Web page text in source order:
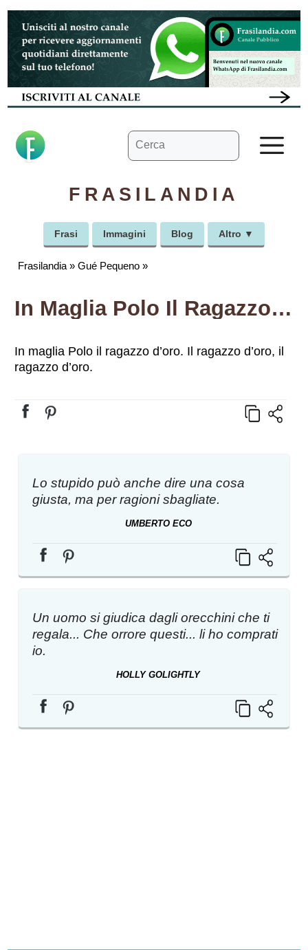
Vai
contenuto
Ricerca
per:
FRASILANDIA
Frasi Immagini Blog Altro ▼
Frasilandia »Gué Pequeno »
In Maglia Polo Il Ragazzo D’oro. Il Ragazzo D’oro, Il Ragazzo D’oro.
In maglia Polo il ragazzo d’oro. Il ragazzo d’oro, il
ragazzo d’oro.
Lo stupido può anche dire una cosa
giusta, ma per ragioni sbagliate.
UMBERTO ECO
Un uomo si giudica dagli orecchini che ti
regala... Che orrore questi... li ho comprati
io.
HOLLY GOLIGHTLY